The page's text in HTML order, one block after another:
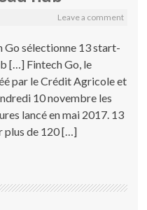
Leave a comment
Go sélectionne 13 start-
[…] Fintech Go, le
par le Crédit Agricole et
10 novembre les
lancé en mai 2017. 13
plus de 120 […]